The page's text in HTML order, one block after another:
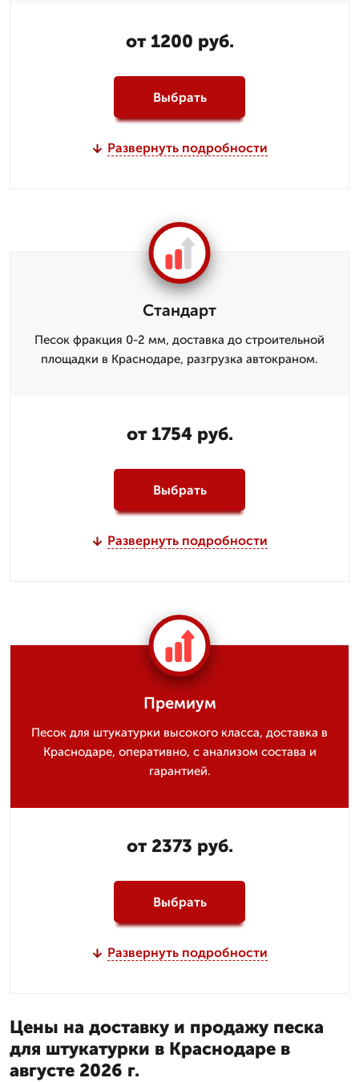
от 1200 руб.
Выбрать
Развернуть подробности
Стандарт
Песок фракция 0-2 мм, доставка до строительной
площадки в Краснодаре, разгрузка автокраном.
от 1754 руб.
Выбрать
Развернуть подробности
Премиум
Песок для штукатурки высокого класса, доставка в
Краснодаре, оперативно, с анализом состава и
гарантией.
от 2373 руб.
Выбрать
Развернуть подробности
Цены на доставку и продажу песка
для штукатурки в Краснодаре в
августе 2026 г.